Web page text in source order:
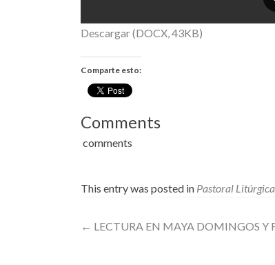
Descargar (DOCX, 43KB)
Comparte esto:
Comments
comments
This entry was posted in Pastoral Litúrgica
Post
← LECTURA EN MAYA DOMINGOS Y